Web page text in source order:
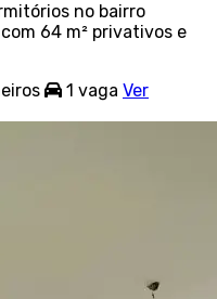
no bairro
64 m² privativos e
1 vaga Ver